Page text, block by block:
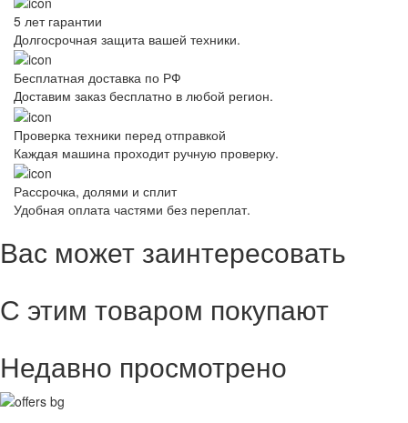
5 лет гарантии
Долгосрочная защита вашей техники.
Бесплатная доставка по РФ
Доставим заказ бесплатно в любой регион.
Проверка техники перед отправкой
Каждая машина проходит ручную проверку.
Рассрочка, долями и сплит
Удобная оплата частями без переплат.
Вас может заинтересовать
С этим товаром покупают
Недавно просмотрено